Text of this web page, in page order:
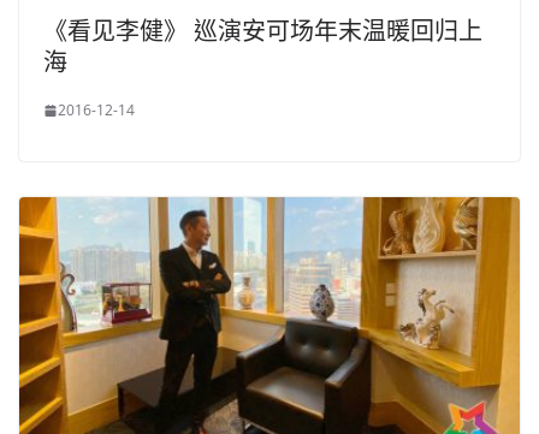
《看见李健》 巡演安可场年末温暖回归上
海
2016-12-14